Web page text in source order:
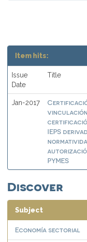
Item hits:
Issue
Date
Title
Jan-2017
IEPS
PYMES
Discover
Subject
Economía sectorial